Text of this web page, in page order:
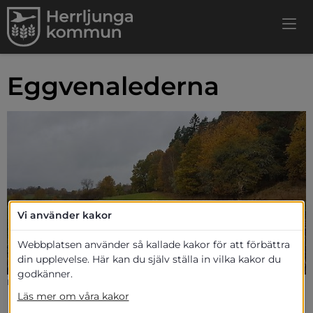
Eggvenalederna
Foto visar landskap längst Eggvenaleden
Upptäck ett fin vandring i ett varierat
Vi använder kakor
Webbplatsen använder så kallade kakor för att förbättra
din upplevelse. Här kan du själv ställa in vilka kakor du
godkänner.
Läs mer om våra kakor